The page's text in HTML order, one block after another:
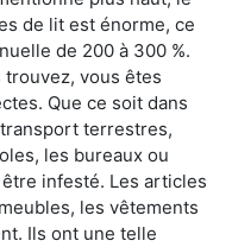
de lit est énorme, ce
de 200 à 300 %.
vous êtes
Que ce soit dans
terrestres,
les bureaux ou
infesté. Les articles
les vêtements
Ils ont une telle